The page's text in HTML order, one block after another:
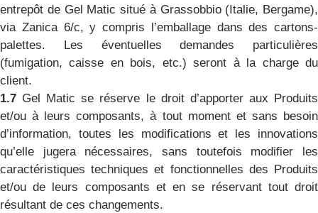
entrepôt de Gel Matic situé à Grassobbio (Italie, Bergame),
via Zanica 6/c, y compris l’emballage dans des cartons-
palettes. Les éventuelles demandes particulières
(fumigation, caisse en bois, etc.) seront à la charge du
client.
1.7 Gel Matic se réserve le droit d’apporter aux Produits
et/ou à leurs composants, à tout moment et sans besoin
d’information, toutes les modifications et les innovations
qu’elle jugera nécessaires, sans toutefois modifier les
caractéristiques techniques et fonctionnelles des Produits
et/ou de leurs composants et en se réservant tout droit
résultant de ces changements.